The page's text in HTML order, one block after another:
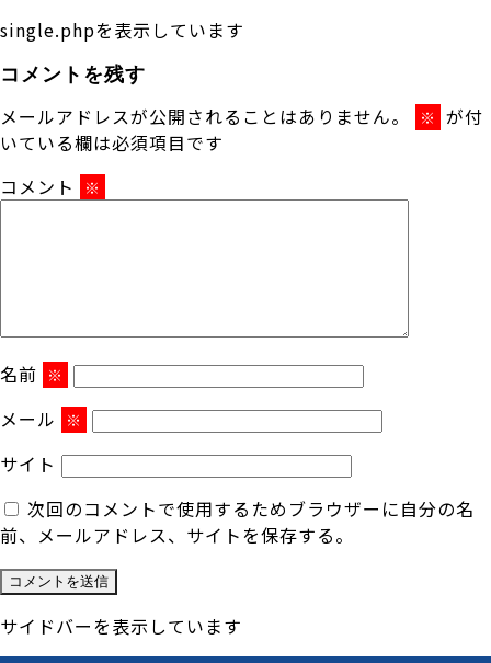
single.phpを表示しています
コメントを残す
メールアドレスが公開されることはありません。 ※ が付
いている欄は必須項目です
コメント
※
名前 ※
メール ※
サイト
次回のコメントで使用するためブラウザーに自分の名
前、メールアドレス、サイトを保存する。
サイドバーを表示しています